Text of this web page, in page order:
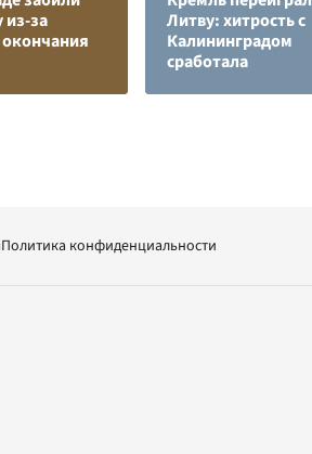
из-за
Литву: хитрость с
Калининградом
сработала
Политика конфиденциальности